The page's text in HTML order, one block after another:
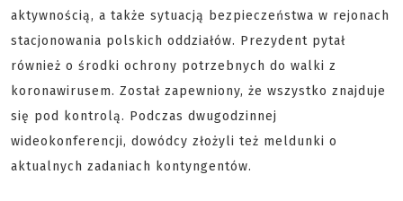
aktywnością, a także sytuacją bezpieczeństwa w rejonach
stacjonowania polskich oddziałów. Prezydent pytał
również o środki ochrony potrzebnych do walki z
koronawirusem. Został zapewniony, że wszystko znajduje
się pod kontrolą. Podczas dwugodzinnej
wideokonferencji, dowódcy złożyli też meldunki o
aktualnych zadaniach kontyngentów.